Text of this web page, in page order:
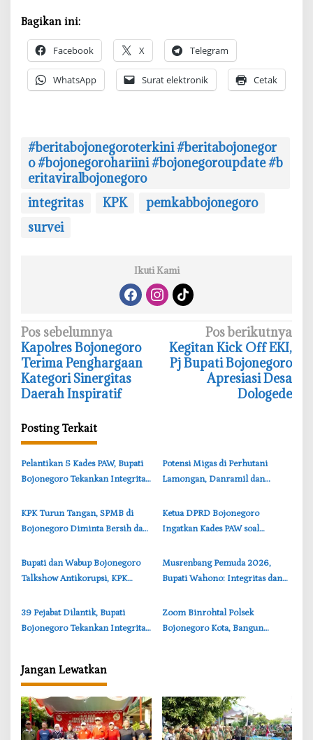
Bagikan ini:
Facebook X Telegram
WhatsApp Surat elektronik Cetak
#beritabojonegoroterkini #beritabojonegor
o #bojonegorohariini #bojonegoroupdate #b
eritaviralbojonegoro
integritas
KPK
pemkabbojonegoro
survei
Ikuti Kami
N
a
v
i
a
i
o
s
Pos sebelumnya
Kapolres Bojonegoro
Terima Penghargaan
Kategori Sinergitas
Daerah Inspiratif
Pos berikutnya
Kegitan Kick Off EKI,
Pj Bupati Bojonegoro
Apresiasi Desa
Dologede
Posting Terkait
‎Pelantikan 5 Kades PAW, Bupati
Bojonegoro Tekankan Integritas
‎Potensi Migas di Perhutani
Lamongan, Danramil dan
Sumur Tua
‎KPK Turun Tangan, SPMB di
Bojonegoro Diminta Bersih dari
‎Ketua DPRD Bojonegoro
Ingatkan Kades PAW soal
Masyarakat
‎Bupati dan Wabup Bojonegoro
Talkshow Antikorupsi, KPK
‎Musrenbang Pemuda 2026,
Bupati Wahono: Integritas dan
Bojonegoro
39 Pejabat Dilantik, Bupati
Bojonegoro Tekankan Integritas
Zoom Binrohtal Polsek
Bojonegoro Kota, Bangun
Jangan Lewatkan